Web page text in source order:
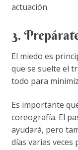
actuación.
3.
El miedo es
que se suelte el
todo para
Es importante
coreografía. El
ayudará, pero
días varias veces